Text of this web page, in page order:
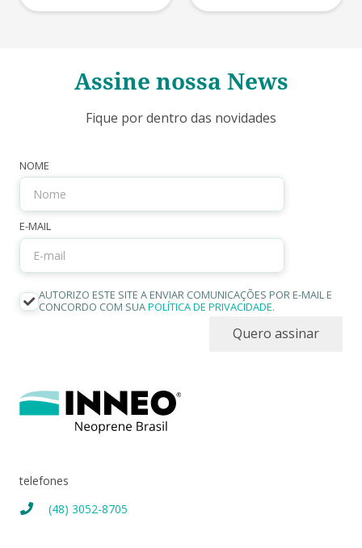
Assine nossa News
Fique por dentro das novidades
NOME
E-MAIL
AUTORIZO ESTE SITE A ENVIAR COMUNICAÇÕES POR E-MAIL E
CONCORDO COM SUAPOLÍTICA DE PRIVACIDADE.
Quero assinar
telefones
(48) 3052-8705